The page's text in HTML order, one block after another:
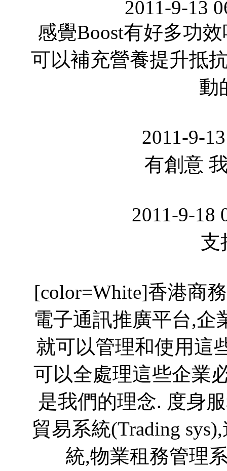
2011-9-13
感覺Boost有好多功
可以補充營養提升抵
動
2011-9-
有創意
2011-9-18
支
[color=White]香港商
電子通訊推廣平台,企
就可以管理和使用這
可以全處理這些企業
是我們的理念. 度身
貿易系統(Trading
統,物業租務管理